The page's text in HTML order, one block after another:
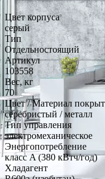
Цвет корпуса
серый
Тип
Отдельностоящий
Артикул
103558
Вес, кг
70
Цвет / Материал
серебристый / металл
Тип управления
электромеханическое
Энергопотребление
класс A (380 кВтч/год)
Хладагент